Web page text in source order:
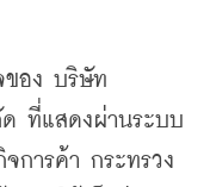
อง บริษัท
ด ที่แสดงผ่านระบบ
การค้า กระทรวง